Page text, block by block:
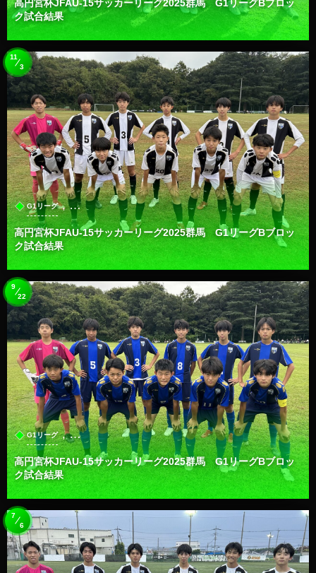
高円宮杯JFAU-15サッカーリーグ2025群馬 G1リーグBブロッ
ク試合結果
G1リーグ , …
高円宮杯JFAU-15サッカーリーグ2025群馬 G1リーグBブロッ
ク試合結果
11
3
G1リーグ , …
高円宮杯JFAU-15サッカーリーグ2025群馬 G1リーグBブロッ
ク試合結果
9
22
7
6